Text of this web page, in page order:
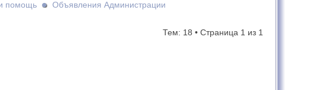
помощь Объявления Администрации
Тем: 18 • Страница 1 из 1